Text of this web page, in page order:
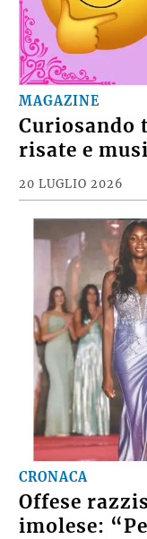
MAGAZINE
Curiosando
risate e
20 LUGLIO 2026
CRONACA
Offese
imolese: